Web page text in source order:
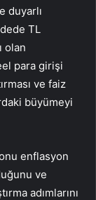
duyarlı
TL
olan
para girişi
ve faiz
büyümeyi
enflasyon
ve
adımlarını